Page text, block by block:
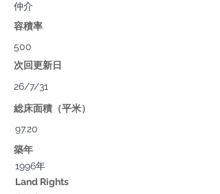
仲介
容積率
500
次回更新日
26/7/31
総床面積（平米）
97.20
築年
1996年
Land Rights